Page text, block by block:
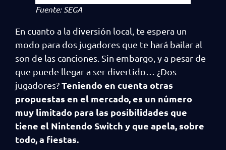
Fuente: SEGA
En cuanto a la diversión local, te espera un
modo para dos jugadores que te hará bailar al
son de las canciones. Sin embargo, y a pesar de
que puede llegar a ser divertido… ¿Dos
jugadores?Teniendo en cuenta otras
propuestas en el mercado, es un número
muy limitado para las posibilidades que
tiene el Nintendo Switch y que apela, sobre
todo, a fiestas.